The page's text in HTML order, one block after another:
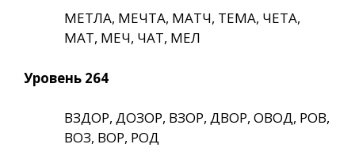
МЕТЛА, МЕЧТА, МАТЧ, ТЕМА, ЧЕТА,
МАТ, МЕЧ, ЧАТ, МЕЛ
Уровень 264
ВЗДОР, ДОЗОР, ВЗОР, ДВОР, ОВОД, РОВ,
ВОЗ, ВОР, РОД